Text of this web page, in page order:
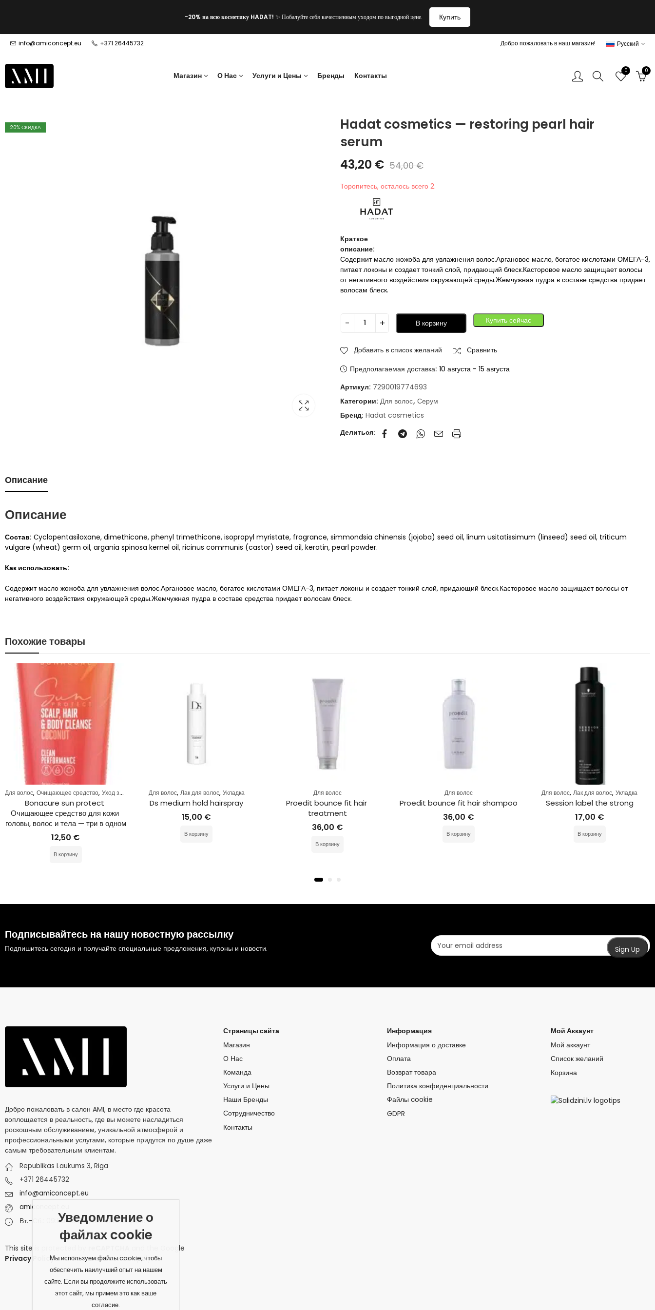
-20% на всю косметику HADAT! ✨ Побалуйте себя качественным уходом по выгодной цене. Купить
info@amiconcept.eu +371 26445732 Добро пожаловать в наш магазин! Русский
Магазин О Нас Услуги и Цены Бренды Контакты
0 0
20% СКИДКА
Hadat cosmetics — restoring pearl hair
serum
43,20 € 54,00€
Торопитесь, осталось всего 2.
Краткое
описание:
Содержит масло жожоба для увлажнения волос.Аргановое масло, богатое кислотами ОМЕГА-3,
питает локоны и создает тонкий слой, придающий блеск.Касторовое масло защищает волосы
от негативного воздействия окружающей среды.Жемчужная пудра в составе средства придает
волосам блеск.
В корзину Купить сейчас
Добавить в список желаний
Сравнить
Предполагаемая доставка: 10 августа - 15 августа
Артикул: 7290019774693
Категории: Для волос, Серум
Бренд: Hadat cosmetics
Делиться:
Описание
Описание
Состав: Сyclopentasiloxane, dimethicone, phenyl trimethicone, isopropyl myristate, fragrance, simmondsia chinensis (jojoba) seed oil, linum usitatissimum (linseed) seed oil, triticum
vulgare (wheat) germ oil, argania spinosa kernel oil, ricinus communis (castor) seed oil, keratin, pearl powder.
Как использовать:
Содержит масло жожоба для увлажнения волос.Аргановое масло, богатое кислотами ОМЕГА-3, питает локоны и создает тонкий слой, придающий блеск.Касторовое масло защищает волосы от
негативного воздействия окружающей среды.Жемчужная пудра в составе средства придает волосам блеск.
Похожие товары
Для волос,Очищающее средство,Уход за волосами
Bonacure sun protect
Очищающее средство для кожи
головы, волос и тела — три в одном
12,50 €
В корзину
Для волос, Лак для волос, Укладка
Ds medium hold hairspray
15,00 €
В корзину
Для волос
Proedit bounce fit hair
treatment
36,00 €
В корзину
Для волос
Proedit bounce fit hair shampoo
36,00 €
В корзину
Для волос,Лак для волос,Укладка
Session label the strong
17,00 €
В корзину
Подписывайтесь на нашу новостную рассылку
Подпишитесь сегодня и получайте специальные предложения, купоны и новости.
Добро пожаловать в салон AMI, в место где красота
воплощается в реальность, где вы можете насладиться
роскошным обслуживанием, уникальной атмосферой и
профессиональными услугами, которые придутся по душе даже
самым требовательным клиентам.
Republikas Laukums 3, Riga
+371 26445732
info@amiconcept.eu
amiconcept.eu
Вт.–Сб.: 09:00–19:00 | Вс.–Пн.: Закрыто
This site is protected by
and the Google
Privacy PolicyandTerms of Serviceapply.
Страницы сайта
Магазин
О Нас
Команда
Услуги и Цены
Наши Бренды
Сотрудничество
Контакты
Информация
Информация о доставке
Оплата
Возврат товара
Политика конфиденциальности
Файлы cookie
GDPR
Мой Аккаунт
Мой аккаунт
Список желаний
Корзина
Уведомление о
файлах cookie
Мы используем файлы cookie, чтобы
обеспечить наилучший опыт на нашем
сайте. Если вы продолжите использовать
этот сайт, мы примем это как ваше
согласие.